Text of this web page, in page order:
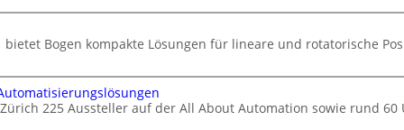
bietet Bogen kompakte Lösungen für lineare und rotatorische
225 Aussteller auf der All About Automation sowie rund